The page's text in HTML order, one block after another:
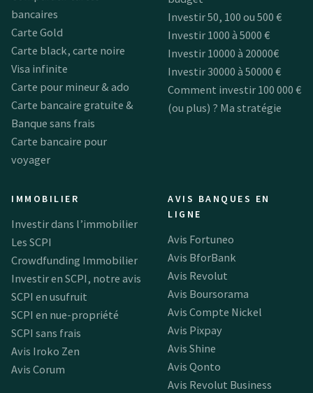
bancaires
Carte Gold
Carte black, carte noire
Visa infinite
Carte pour mineur & ado
Carte bancaire gratuite &
Banque sans frais
Carte bancaire pour
voyager
Investir 50, 100 ou 500 €
Investir 1000 à 5000 €
Investir 10000 à 20000€
Investir 30000 à 50000 €
Comment investir 100 000 €
(ou plus) ? Ma stratégie
IMMOBILIER
Investir dans l’immobilier
Les SCPI
Crowdfunding Immobilier
Investir en SCPI, notre avis
SCPI en usufruit
SCPI en nue-propriété
SCPI sans frais
Avis Iroko Zen
Avis Corum
AVIS BANQUES EN
LIGNE
Avis Fortuneo
Avis BforBank
Avis Revolut
Avis Boursorama
Avis Compte Nickel
Avis Pixpay
Avis Shine
Avis Qonto
Avis Revolut Business